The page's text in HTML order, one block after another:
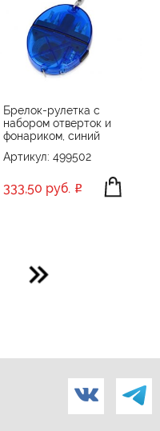
Брелок-рулетка с
набором отверток и
фонариком, синий
Артикул: 499502
333,50 руб.